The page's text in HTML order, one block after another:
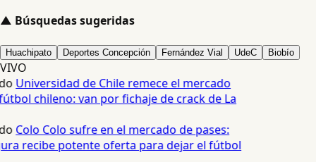
▲ Búsquedas sugeridas
Huachipato Deportes Concepción Fernández Vial UdeC Biobío
VIVO
Universidad de Chile remece el mercado
chileno: van por fichaje de crack de La
Colo Colo sufre en el mercado de pases:
recibe potente oferta para dejar el fútbol